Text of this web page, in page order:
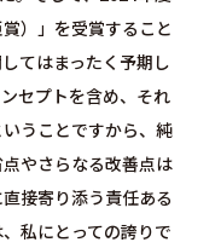
）」を受賞すること
てはまったく予期し
セプトを含め、それ
うことですから、純
やさらなる改善点は
接寄り添う責任ある
私にとっての誇りで